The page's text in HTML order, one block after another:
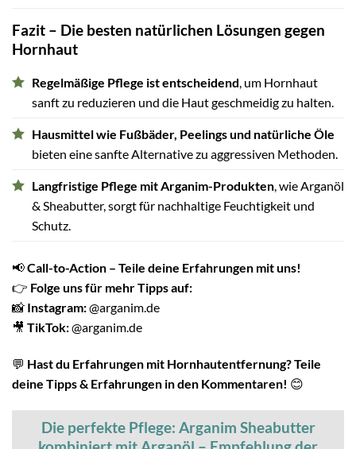
Fazit – Die besten natürlichen Lösungen gegen
Hornhaut
Regelmäßige Pflege ist entscheidend , um Hornhaut
sanft zu reduzieren und die Haut geschmeidig zu halten.
Hausmittel wie Fußbäder, Peelings und natürliche Öle
bieten eine sanfte Alternative zu aggressiven Methoden.
Langfristige Pflege mit Arganim-Produkten , wie Arganöl
& Sheabutter, sorgt für nachhaltige Feuchtigkeit und
Schutz.
📢Call-to-Action – Teile deine Erfahrungen mit uns!
👉 Folge uns für mehr Tipps auf:
📸 Instagram:@arganim.de
🎥 TikTok:@arganim.de
💬 Hast du Erfahrungen mit Hornhautentfernung? Teile
deine Tipps & Erfahrungen in den Kommentaren! 😊
Die perfekte Pflege: Arganim Sheabutter